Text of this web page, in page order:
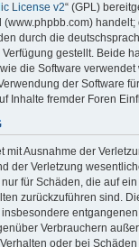
License v2“ (GPL)
(www.phpbb.com)
durch die
gestellt. Beide
die Software
der Software
Inhalte fremder Foren
mit Ausnahme der
der Verletzung
für Schäden, die auf
zurückzuführen sind.
entgangenen
Verbrauchern
oder bei